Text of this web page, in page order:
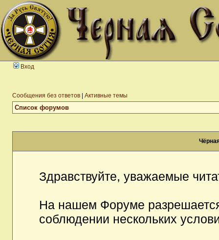
Вход
Сообщения без ответов Активные темы
Список форумов
Здравствуйте, уважаемые
На нашем Форуме
соблюдении нескольких